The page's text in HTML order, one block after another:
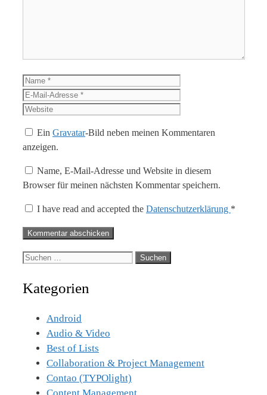
Name
EinGravatar-Bild neben meinen Kommentaren
anzeigen.
Name, E-Mail-Adresse und Website in diesem
Browser für meinen nächsten Kommentar speichern.
I have read and accepted the Datenschutzerklärung *
Suche
Kategorien
Android
Audio & Video
Best of Lists
Collaboration & Project Management
Contao (TYPOlight)